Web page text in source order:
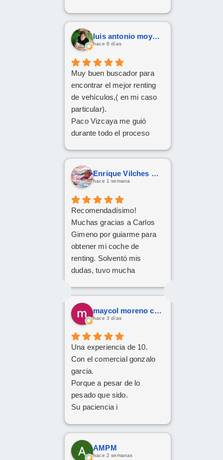
luis antonio moya fernandez
hace 6 días
Muy buen buscador para
encontrar el mejor renting
de vehículos,( en mi caso
particular).
Paco Vizcaya me guió
durante todo el proceso
Formentor al mejor precio.
Ahora a esperar la entrega
que esperamos sea lo más
Enrique Vilches García
hace 1 semana
Recomendadísimo!
Muchas gracias a Carlos
Gimeno por guiarme para
obtener mi coche de
renting. Solventó mis
dudas, tuvo mucha
encantado. Gracias Carlos!
maycol moreno cuervo
hace 3 días
Una experiencia de 10.
Con el comercial gonzalo
garcia.
Porque a pesar de lo
pesado que sido.
Su paciencia i
Han cumplido el sueño de
mi familia
De tener el coche deseado.
AMPM
hace 2 semanas